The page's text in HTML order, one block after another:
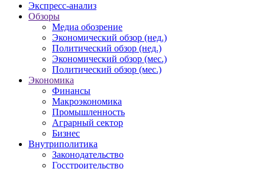
Экспресс-анализ
Обзоры
Медиа обозрение
Экономический обзор (нед.)
Политический обзор (нед.)
Экономический обзор (мес.)
Политический обзор (мес.)
Экономика
Финансы
Макроэкономика
Промышленность
Аграрный сектор
Бизнес
Внутриполитика
Законодательство
Госстроительство